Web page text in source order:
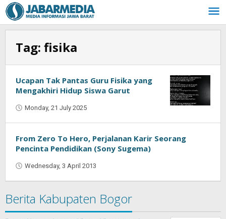
Skip
to
content
Tag: fisika
Ucapan Tak Pantas Guru Fisika yang
Mengakhiri Hidup Siswa Garut
Monday, 21 July 2025
From Zero To Hero, Perjalanan Karir Seorang
Pencinta Pendidikan (Sony Sugema)
Wednesday, 3 April 2013
Berita Kabupaten Bogor